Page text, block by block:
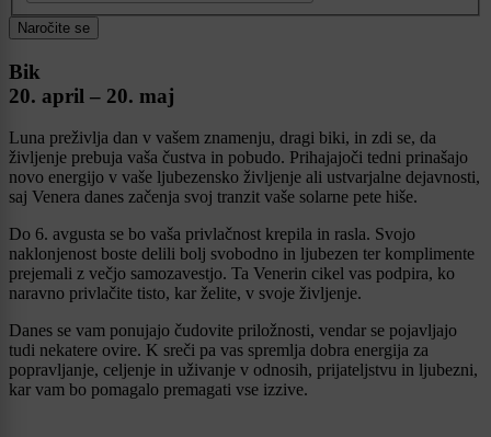
Naročite se
Bik
20. april – 20. maj
Luna preživlja dan v vašem znamenju, dragi biki, in zdi se, da
življenje prebuja vaša čustva in pobudo. Prihajajoči tedni prinašajo
novo energijo v vaše ljubezensko življenje ali ustvarjalne dejavnosti,
saj Venera danes začenja svoj tranzit vaše solarne pete hiše.
Do 6. avgusta se bo vaša privlačnost krepila in rasla. Svojo
naklonjenost boste delili bolj svobodno in ljubezen ter komplimente
prejemali z večjo samozavestjo. Ta Venerin cikel vas podpira, ko
naravno privlačite tisto, kar želite, v svoje življenje.
Danes se vam ponujajo čudovite priložnosti, vendar se pojavljajo
tudi nekatere ovire. K sreči pa vas spremlja dobra energija za
popravljanje, celjenje in uživanje v odnosih, prijateljstvu in ljubezni,
kar vam bo pomagalo premagati vse izzive.